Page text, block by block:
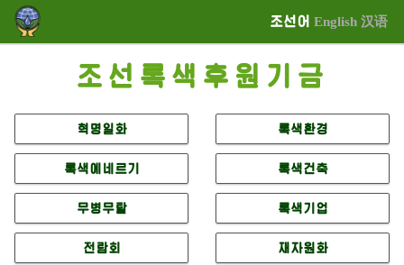
조선어 English 汉语
조선록색후원기금
혁명일화 록색환경
록색에네르기 록색건축
무병무탈 록색기업
전람회 재자원화